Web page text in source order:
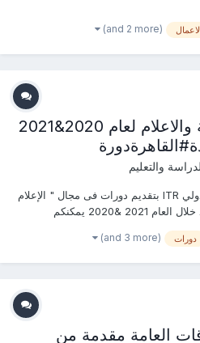
جوال / واتساب...
(and 2 more)
دورات العلاقات العامة والاعلام لعام 2020&2021
والتعليم
a يتشرف مركز منتجع التدريب الدولي ITR بتقديم دورات فى مجال " الإعلام
والعلاقات العامة" التى سوف تعقد خلال العام 2021 &2020 يمكنكم
) يرجى الاتصال بـ الاستاذة : هدير
دورات (and 3 more)
العامة مقدمة من